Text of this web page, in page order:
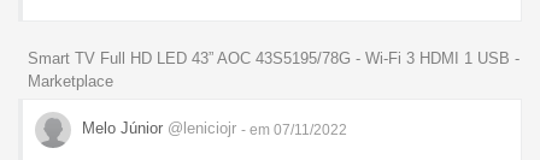
Smart TV Full HD LED 43” AOC 43S5195/78G - Wi-Fi 3 HDMI 1 USB -
Marketplace
Melo Júnior @leniciojr - em 07/11/2022